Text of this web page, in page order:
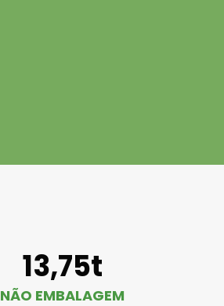
13,75t
NÃO EMBALAGEM